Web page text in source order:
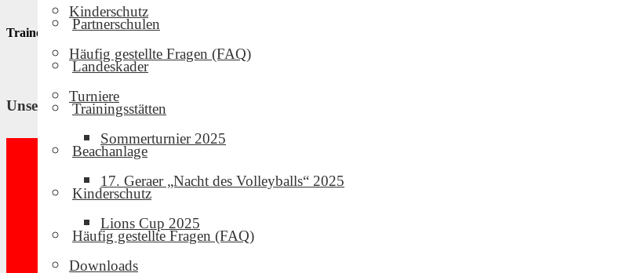
Kinderschutz
Häufig gestellte Fragen (FAQ)
Turniere
Sommerturnier 2025
17. Geraer „Nacht des Volleyballs“ 2025
Lions Cup 2025
Downloads
Partnerschulen
Landeskader
Trainingsstätten
Beachanlage
Kinderschutz
Häufig gestellte Fragen (FAQ)
Trainerteam
Unsere Partner und Sponsoren